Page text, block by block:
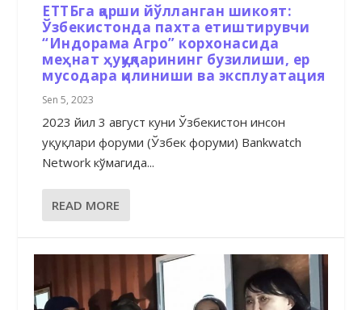
ЕТТБга қарши йўлланган шикоят:
Ўзбекистонда пахта етиштирувчи
“Индорама Агро” корхонасида
меҳнат ҳуқуқларининг бузилиши, ер
мусодара қилиниши ва эксплуатация
Sen 5, 2023
2023 йил 3 август куни Ўзбекистон инсон
ҳуқуқлари форуми (Ўзбек форуми) Bankwatch
Network кўмагида...
READ MORE